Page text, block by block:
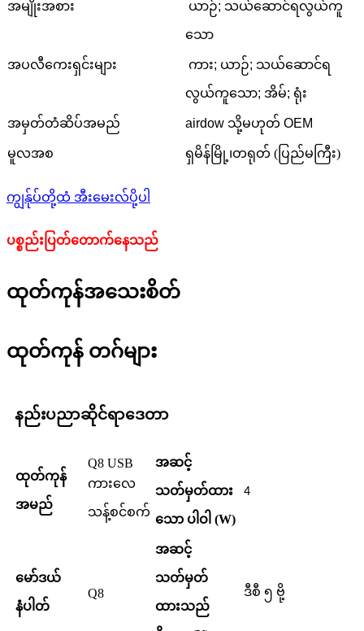
အမျိုးအစား ယာဉ်; သယ်ဆောင်ရလွယ်ကူ
သော
အပလီကေးရှင်းများ ကား; ယာဉ်; သယ်ဆောင်ရ
လွယ်ကူသော; အိမ်; ရုံး
အမှတ်တံဆိပ်အမည် airdow သို့မဟုတ် OEM
မူလအစ ရှမိန်မြို့၊တရုတ် (ပြည်မကြီး)
ကျွန်ုပ်တို့ထံ အီးမေးလ်ပို့ပါ
ပစ္စည်းပြတ်တောက်နေသည်
ထုတ်ကုန်အသေးစိတ်
ထုတ်ကုန် တဂ်များ
နည်းပညာဆိုင်ရာဒေတာ
ထုတ်ကုန်
အမည်
Q8 USB
ကားလေ
သန့်စင်စက်
အဆင့်
သတ်မှတ်ထား
သော ပါဝါ (W)
4
မော်ဒယ်
နံပါတ်
Q8
အဆင့်
သတ်မှတ်
ထားသည်
ဒီစီ ၅ ဗို့